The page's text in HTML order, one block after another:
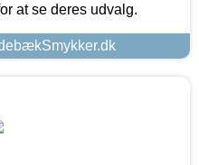
at se deres udvalg.